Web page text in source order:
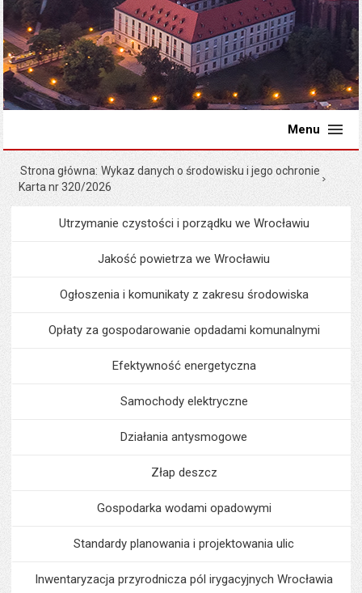
Menu
Strona główna Wykaz danych o środowisku i jego ochronie
Karta nr 320/2026
MenuŚrodowisko i ekologia
Utrzymanie czystości i porządku we Wrocławiu
Jakość powietrza we Wrocławiu
Ogłoszenia i komunikaty z zakresu środowiska
Opłaty za gospodarowanie opdadami komunalnymi
Efektywność energetyczna
Samochody elektryczne
Działania antysmogowe
Złap deszcz
Gospodarka wodami opadowymi
Standardy planowania i projektowania ulic
Inwentaryzacja przyrodnicza pól irygacyjnych Wrocławia